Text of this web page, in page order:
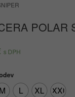
POLAR
s DPH
M L XL XXL